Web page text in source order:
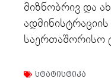
მიზნობრივ და
საერთაშორისო
სტატისტიკა